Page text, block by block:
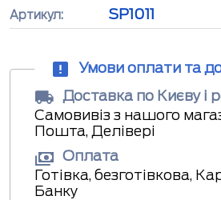
Артикул: SP1011
Умови оплати та
Доставка по Києву і
Самовивіз з нашого
Пошта, Делівері
Оплата
Готівка, безготівкова,
Банку